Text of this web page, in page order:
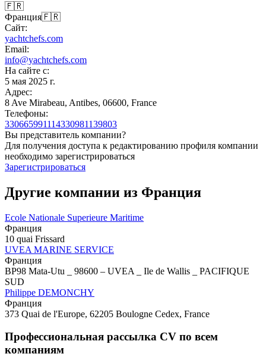
🇫🇷
Франция🇫🇷
Сайт:
yachtchefs.com
Email:
info@yachtchefs.com
На сайте с:
5 мая 2025 г.
Адрес:
8 Ave Mirabeau, Antibes, 06600, France
Телефоны:
330665991114330981139803
Вы представитель компании?
Для получения доступа к редактированию профиля компании
необходимо зарегистрироваться
Зарегистрироваться
Другие компании из Франция
Ecole Nationale Superieure Maritime
Франция
10 quai Frissard
UVEA MARINE SERVICE
Франция
BP98 Mata-Utu _ 98600 – UVEA _ Ile de Wallis _ PACIFIQUE
SUD
Philippe DEMONCHY
Франция
373 Quai de l'Europe, 62205 Boulogne Cedex, France
Профессиональная рассылка CV по всем
компаниям